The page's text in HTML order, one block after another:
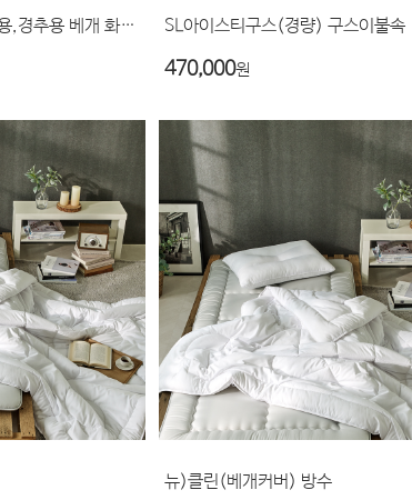
신의사추천 측면용,어깨용,경추용 베개 화이트 SL아이스티구스(경량) 구스이불속
470,000원
뉴)클린(베개커버) 방수